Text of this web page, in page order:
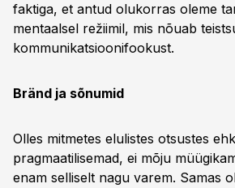
faktiga, et antud olukorras oleme
mentaalsel režiimil, mis nõuab
kommunikatsioonifookust.
Bränd ja sõnumid
Olles mitmetes elulistes otsustes
pragmaatilisemad, ei mõju
enam selliselt nagu varem. Samas